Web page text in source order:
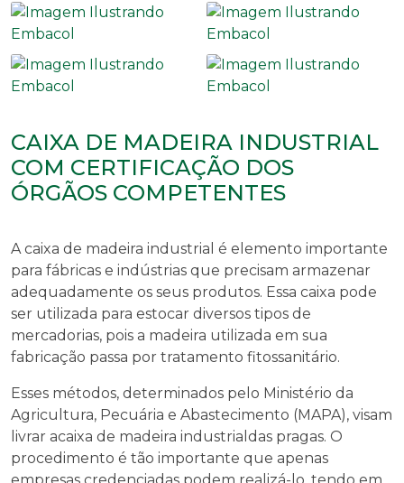
CAIXA DE MADEIRA INDUSTRIAL
COM CERTIFICAÇÃO DOS
ÓRGÃOS COMPETENTES
A caixa de madeira industrial é elemento importante
para fábricas e indústrias que precisam armazenar
adequadamente os seus produtos. Essa caixa pode
ser utilizada para estocar diversos tipos de
mercadorias, pois a madeira utilizada em sua
fabricação passa por tratamento fitossanitário.
Esses métodos, determinados pelo Ministério da
Agricultura, Pecuária e Abastecimento (MAPA), visam
livrar acaixa de madeira industrial das pragas. O
procedimento é tão importante que apenas